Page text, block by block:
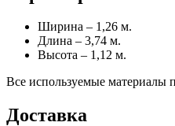
Ширина – 1,26 м.
Длина – 3,74 м.
Высота – 1,12 м.
Все используемые материалы
Доставка